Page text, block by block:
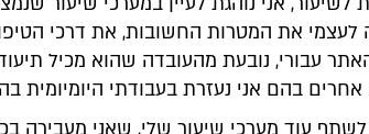
לעצמי את המטרות החשובות, את דרכי
עבורי, נובעת מהעובדה שהוא מכיל
בהם אני נעזרת בעבודתי היומיומית
לשתף עוד מערכי שיעור שלי, שאני מעבירה